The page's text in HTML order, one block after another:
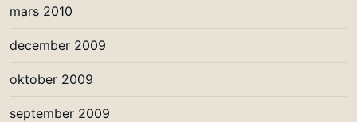
mars 2010
december 2009
oktober 2009
september 2009